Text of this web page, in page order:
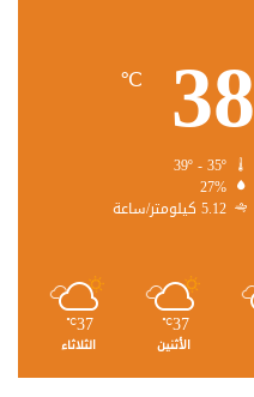
38
℃
27%
5.12 كيلومتر/ساعة
37
℃
الأثنين
37
℃
الثلاثاء